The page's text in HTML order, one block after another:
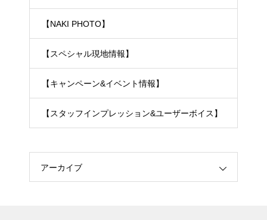
【NAKI PHOTO】
【スペシャル現地情報】
【キャンペーン&イベント情報】
【スタッフインプレッション&ユーザーボイス】
アーカイブ